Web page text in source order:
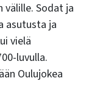
Sodat ja
asutusta ja
vielä
luvulla.
Oulujokea